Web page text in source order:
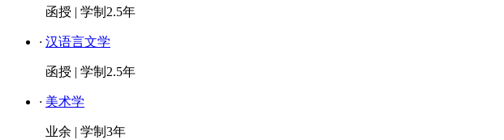
函授 | 学制2.5年
· 汉语言文学
函授 | 学制2.5年
· 美术学
业余 | 学制3年